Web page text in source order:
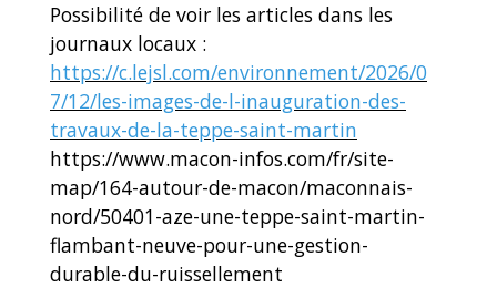
Possibilité de voir les articles dans les
journaux locaux :
https://c.lejsl.com/environnement/2026/0
7/12/les-images-de-l-inauguration-des-
travaux-de-la-teppe-saint-martin
https://www.macon-infos.com/fr/site-
map/164-autour-de-macon/maconnais-
nord/50401-aze-une-teppe-saint-martin-
flambant-neuve-pour-une-gestion-
durable-du-ruissellement